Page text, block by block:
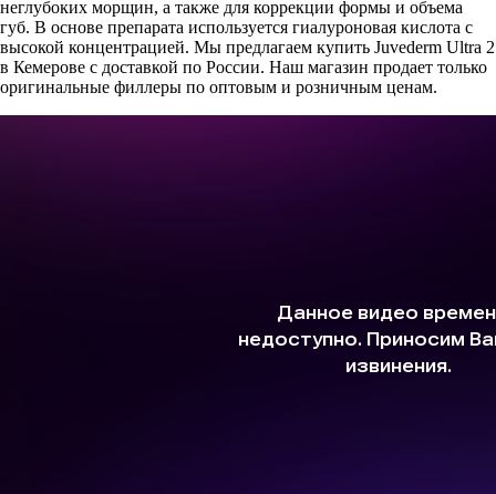
неглубоких морщин, а также для коррекции формы и объема
губ. В основе препарата используется гиалуроновая кислота с
высокой концентрацией. Мы предлагаем купить Juvederm Ultra 2
в Кемерове с доставкой по России. Наш магазин продает только
оригинальные филлеры по оптовым и розничным ценам.